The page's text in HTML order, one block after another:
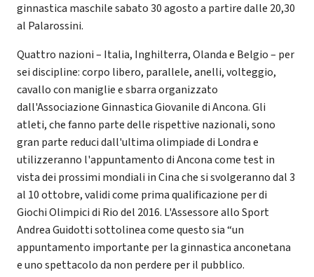
ginnastica maschile sabato 30 agosto a partire dalle 20,30
al Palarossini.
Quattro nazioni – Italia, Inghilterra, Olanda e Belgio – per
sei discipline: corpo libero, parallele, anelli, volteggio,
cavallo con maniglie e sbarra organizzato
dall'Associazione Ginnastica Giovanile di Ancona. Gli
atleti, che fanno parte delle rispettive nazionali, sono
gran parte reduci dall'ultima olimpiade di Londra e
utilizzeranno l'appuntamento di Ancona come test in
vista dei prossimi mondiali in Cina che si svolgeranno dal 3
al 10 ottobre, validi come prima qualificazione per di
Giochi Olimpici di Rio del 2016. L'Assessore allo Sport
Andrea Guidotti sottolinea come questo sia “un
appuntamento importante per la ginnastica anconetana
e uno spettacolo da non perdere per il pubblico.